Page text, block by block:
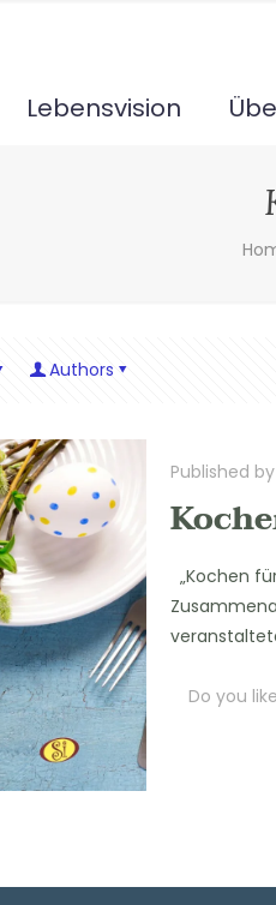
Lebensvision
Authors
Published by
„Kochen
Do you